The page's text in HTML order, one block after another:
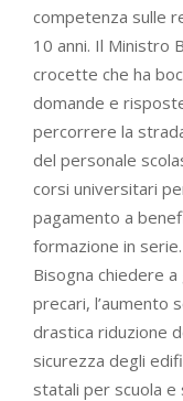
competenza sulle
10 anni. Il Ministro
crocette che ha
domande e
percorrere la
del personale
corsi universitari
pagamento a
formazione in
Bisogna chiedere
precari, l’aumento
drastica riduzione
sicurezza degli
statali per scuola